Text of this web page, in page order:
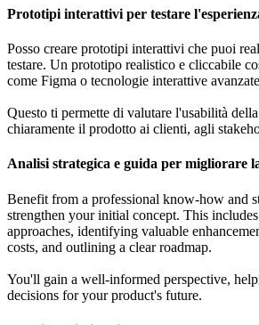
Prototipi interattivi per testare
Posso creare prototipi interattivi che puoi
testare. Un prototipo realistico e cliccabile
come Figma o tecnologie interattive
Questo ti permette di valutare l'usabilità
chiaramente il prodotto ai clienti, agli
Analisi strategica e guida per migliorare
Benefit from a professional know-how and
strengthen your initial concept. This
approaches, identifying valuable
costs, and outlining a clear roadmap.
You'll gain a well-informed perspective,
decisions for your product's future.